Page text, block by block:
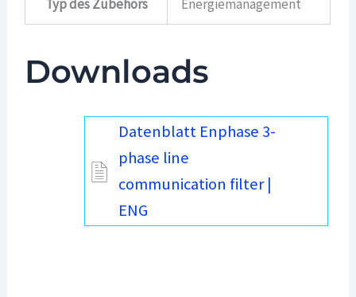
Typ des Zubehörs Energiemanagement
Downloads
Datenblatt Enphase 3-
phase line
communication filter |
ENG